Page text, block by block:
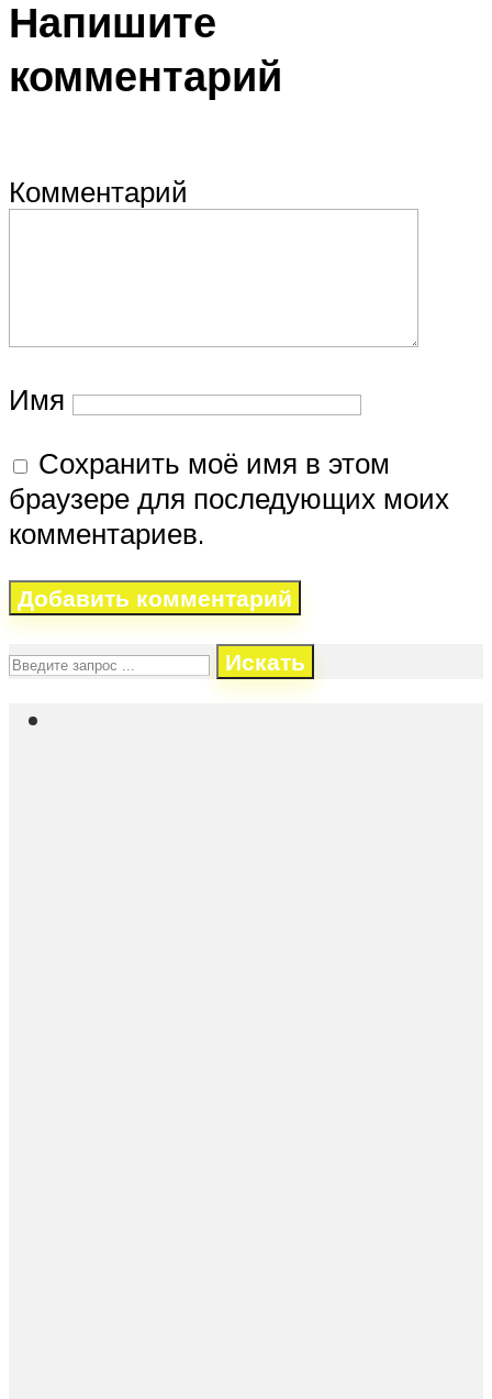
Напишите
комментарий
Комментарий
Имя
Сохранить моё имя в этом
браузере для последующих моих
комментариев.
Искать